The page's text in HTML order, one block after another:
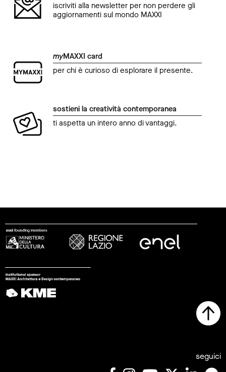
iscriviti alla newsletter per non perdere gli
aggiornamenti sul mondo MAXXI
myMAXXI card
per chi è curioso di esplorare il presente.
sostieni la creatività contemporanea
ti aspetta un intero anno di vantaggi.
seguici